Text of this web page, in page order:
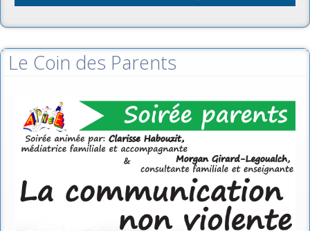
Le Coin des Parents